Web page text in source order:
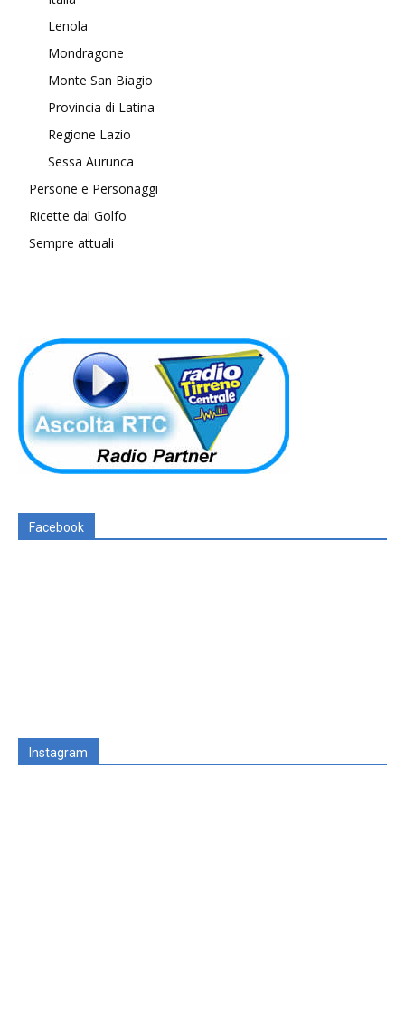
Lenola
Mondragone
Monte San Biagio
Provincia di Latina
Regione Lazio
Sessa Aurunca
Persone e Personaggi
Ricette dal Golfo
Sempre attuali
Facebook
Instagram